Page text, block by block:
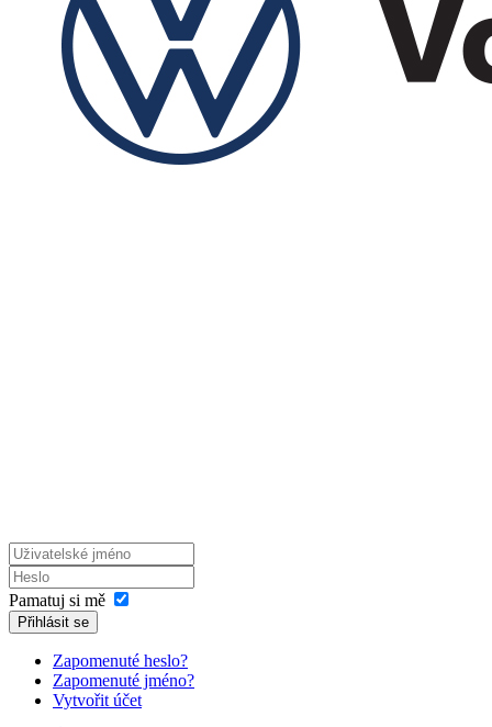
Pamatuj si mě
Přihlásit se
Zapomenuté heslo?
Zapomenuté jméno?
Vytvořit účet